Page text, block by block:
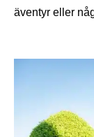
äventyr eller